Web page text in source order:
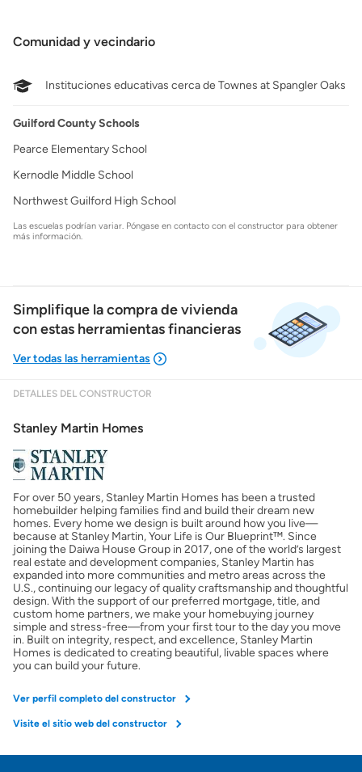
Comunidad y vecindario
Instituciones educativas cerca de Townes at Spangler Oaks
Guilford County Schools
Pearce Elementary School
Kernodle Middle School
Northwest Guilford High School
Las escuelas podrían variar. Póngase en contacto con el constructor para obtener
más información.
Simplifique la compra de vivienda
con estas herramientas financieras
Costos casa nueva vs. usada
Obtener mi puntaje de crédito
Calcular mi hipoteca
Obtener Aprobación Previa
Preparar mi casa para la venta
Obtener ofertas por mi casa
DETALLES DEL CONSTRUCTOR
Stanley Martin Homes
For over 50 years, Stanley Martin Homes has been a trusted
homebuilder helping families find and build their dream new
homes. Every home we design is built around how you live—
because at Stanley Martin, Your Life is Our Blueprint™. Since
joining the Daiwa House Group in 2017, one of the world’s largest
real estate and development companies, Stanley Martin has
expanded into more communities and metro areas across the
U.S., continuing our legacy of quality craftsmanship and thoughtful
design. With the support of our preferred mortgage, title, and
custom home partners, we make your homebuying journey
simple and stress-free—from your first tour to the day you move
in. Built on integrity, respect, and excellence, Stanley Martin
Homes is dedicated to creating beautiful, livable spaces where
you can build your future.
Ver perfil completo del constructor
Visite el sitio web del constructor